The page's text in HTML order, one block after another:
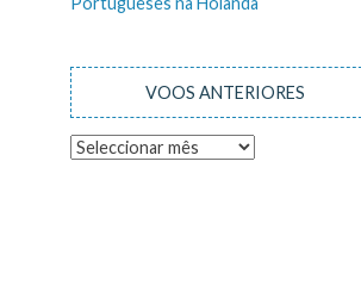
VOOS ANTERIORES
Voos